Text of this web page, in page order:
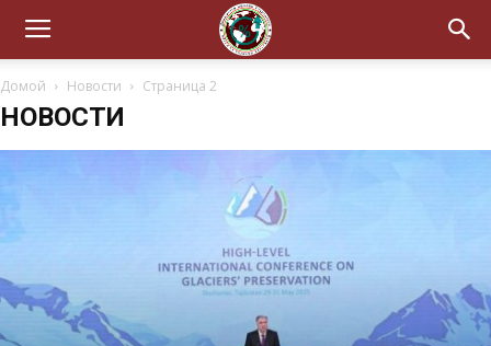
Домой Новости Страница 2
НОВОСТИ